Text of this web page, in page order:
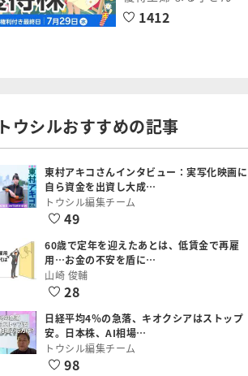
1412
トウシルおすすめの記事
東村アキコさんインタビュー：実写化映画に
自ら資金を出資し大成…
トウシル編集チーム
49
60歳で定年を迎えたあとは、低賃金で再雇
用…お金の不安を盾に…
山崎 俊輔
28
日経平均4％の急落、キオクシアはストップ
安。日本株、AI相場…
トウシル編集チーム
98